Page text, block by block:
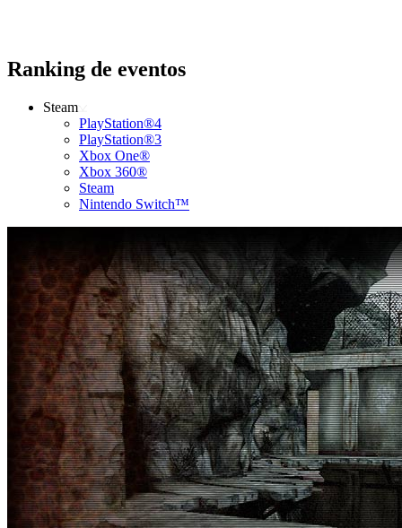
Ranking de eventos
Steam
PlayStation®4
PlayStation®3
Xbox One®
Xbox 360®
Steam
Nintendo Switch™